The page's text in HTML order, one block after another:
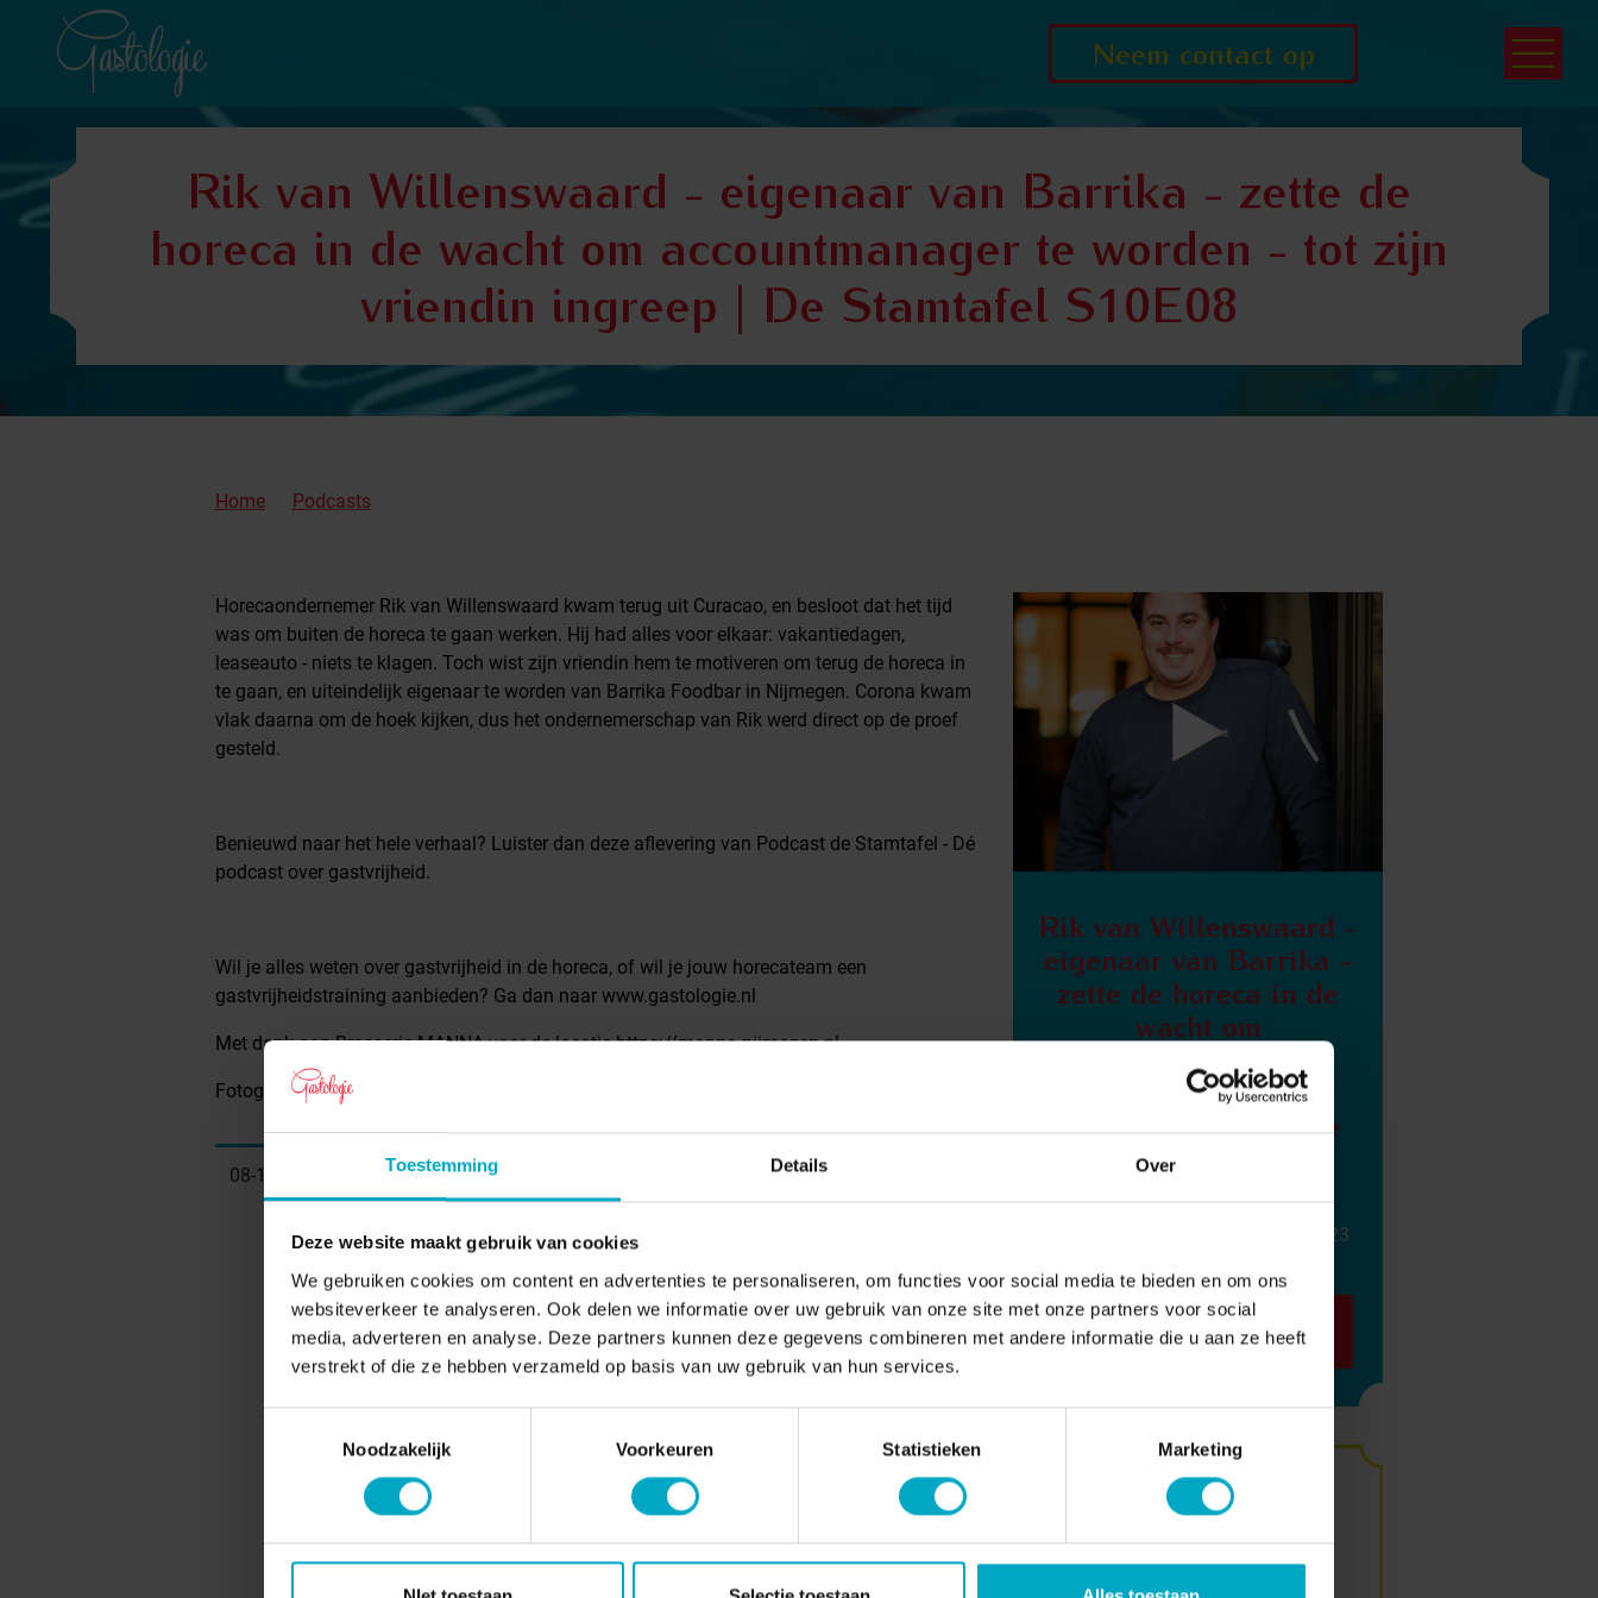
Toestemming Details Over
Deze website maakt gebruik van cookies
We gebruiken cookies om content en advertenties te personaliseren, om functies voor social media te bieden en om ons
websiteverkeer te analyseren. Ook delen we informatie over uw gebruik van onze site met onze partners voor social
media, adverteren en analyse. Deze partners kunnen deze gegevens combineren met andere informatie die u aan ze heeft
verstrekt of die ze hebben verzameld op basis van uw gebruik van hun services.
Noodzakelijk
Voorkeuren Statistieken Marketing
Neem contact op
Rik van Willenswaard - eigenaar van Barrika - zette de
horeca in de wacht om accountmanager te worden - tot zijn
vriendin ingreep | De Stamtafel S10E08
Home
Podcasts
Horecaondernemer Rik van Willenswaard kwam terug uit Curacao, en besloot dat het tijd
was om buiten de horeca te gaan werken. Hij had alles voor elkaar: vakantiedagen,
leaseauto - niets te klagen. Toch wist zijn vriendin hem te motiveren om terug de horeca in
te gaan, en uiteindelijk eigenaar te worden van Barrika Foodbar in Nijmegen. Corona kwam
vlak daarna om de hoek kijken, dus het ondernemerschap van Rik werd direct op de proef
gesteld.
Benieuwd naar het hele verhaal? Luister dan deze aflevering van Podcast de Stamtafel - Dé
podcast over gastvrijheid.
Wil je alles weten over gastvrijheid in de horeca, of wil je jouw horecateam een
gastvrijheidstraining aanbieden? Ga dan naar ⁠www.gastologie.nl⁠
Met dank aan Brasserie MANNA voor de locatie https://manna-nijmegen.nl
Fotografie en podcastproductie door Wouter Loeve - ⁠www.nicepictures.nl
08-12-2023 Pagina delen:
Rik van Willenswaard -
eigenaar van Barrika -
zette de horeca in de
wacht om
accountmanager te
worden - tot zijn
vriendin ingreep | De
Stamtafel S10E08
08 DECEMBER 2023
Luisteren
Word gast
aan tafel bij